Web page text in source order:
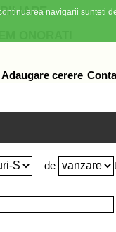
Adaugare cerere
de
navigarii sunteti